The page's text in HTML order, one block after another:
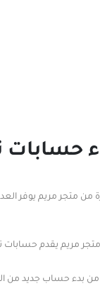
حسابات
متجر مريم يوفر
مريم يقدم حسابات
من بدء حساب جديد من